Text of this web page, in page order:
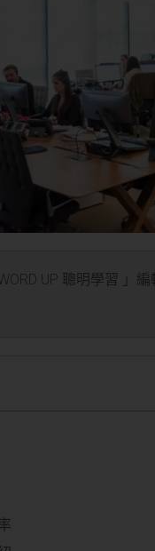
UP 聰明學習 」